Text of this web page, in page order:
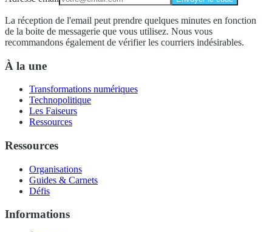
La réception de l'email peut prendre quelques minutes en fonction
de la boite de messagerie que vous utilisez. Nous vous
recommandons également de vérifier les courriers indésirables.
À la une
Transformations numériques
Technopolitique
Les Faiseurs
Ressources
Ressources
Organisations
Guides & Carnets
Défis
Informations